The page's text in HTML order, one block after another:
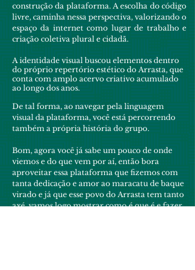
construção da plataforma. A escolha do código
livre, caminha nessa perspectiva, valorizando o
espaço da internet como lugar de trabalho e
criação coletiva plural e cidadã.
A identidade visual buscou elementos dentro
do próprio repertório estético do Arrasta, que
conta com amplo acervo criativo acumulado
ao longo dos anos.
De tal forma, ao navegar pela linguagem
visual da plataforma, você está percorrendo
também a própria história do grupo.
Bom, agora você já sabe um pouco de onde
viemos e do que vem por aí, então bora
aproveitar essa plataforma que fizemos com
tanta dedicação e amor ao maracatu de baque
virado e já que esse povo do Arrasta tem tanto
axé, vamos logo mostrar como é que é e fazer